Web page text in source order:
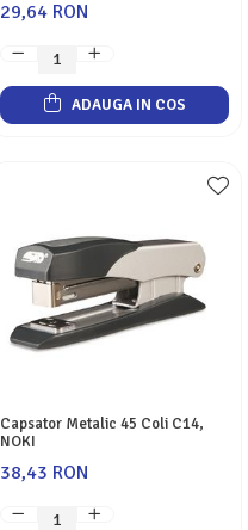
29,64 RON
ADAUGA IN COS
Capsator Metalic 45 Coli C14,
NOKI
38,43 RON